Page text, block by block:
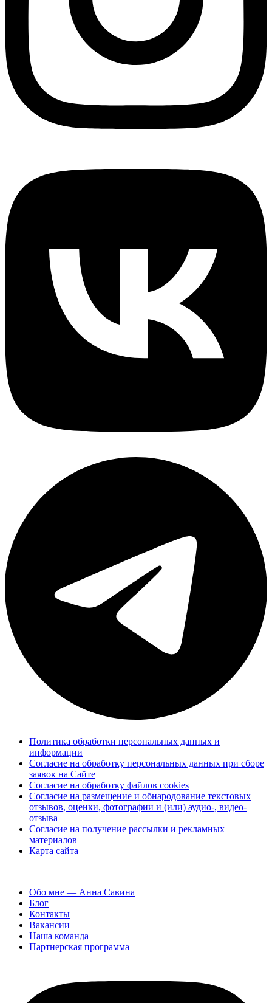
Политика обработки персональных данных и
информации
Согласие на обработку персональных данных при сборе
заявок на Сайте
Согласие на обработку файлов cookies
Согласие на размещение и обнародование текстовых
отзывов, оценки, фотографии и (или) аудио-, видео-
отзыва
Согласие на получение рассылки и рекламных
материалов
Карта сайта
Обо мне — Анна Савина
Блог
Контакты
Вакансии
Наша команда
Партнерская программа